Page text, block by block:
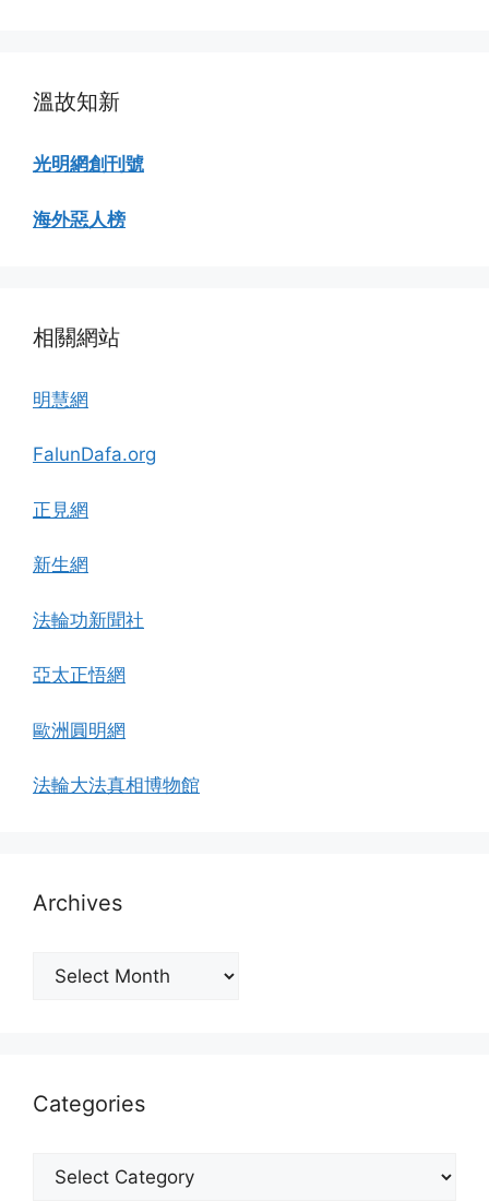
溫故知新
光明網創刊號
海外惡人榜
相關網站
明慧網
FalunDafa.org
正見網
新生網
法輪功新聞社
亞太正悟網
歐洲圓明網
法輪大法真相博物館
Archives
Archives
Categories
Categories